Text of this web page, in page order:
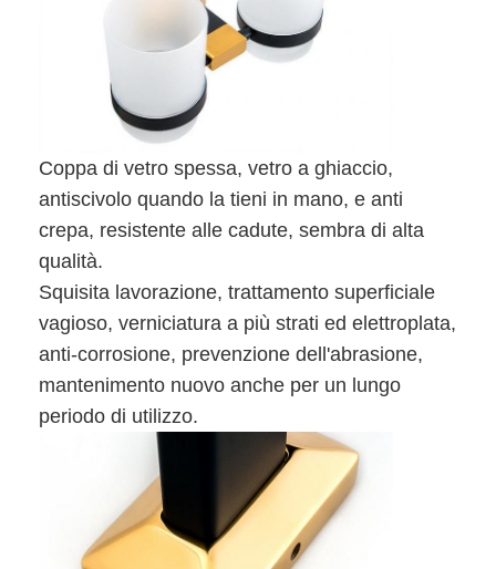
Video
Coppa di vetro spessa, vetro a ghiaccio,
antiscivolo quando la tieni in mano, e anti
crepa, resistente alle cadute, sembra di alta
qualità.
Squisita lavorazione, trattamento superficiale
vagioso, verniciatura a più strati ed elettroplata,
anti-corrosione, prevenzione dell'abrasione,
mantenimento nuovo anche per un lungo
periodo di utilizzo.